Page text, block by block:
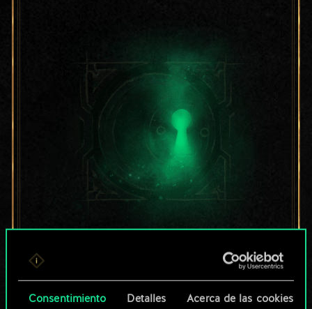
Consentimiento Detalles Acerca de las cookies
un conjunto de